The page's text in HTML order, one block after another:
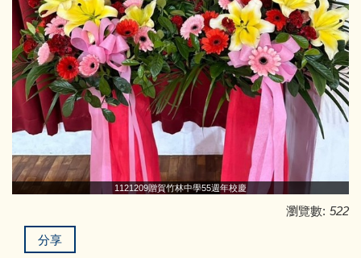
1121209贈賀竹林中學55週年校慶
瀏覽數: 522
分享